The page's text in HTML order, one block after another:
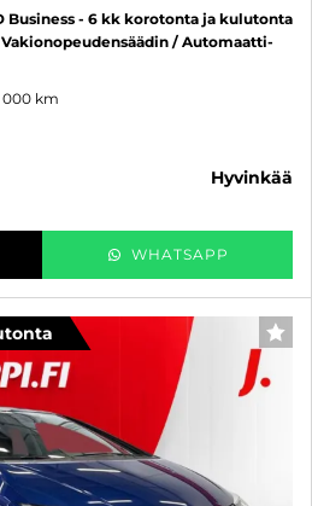
Business - 6 kk korotonta ja kulutonta
/ Automaatti-
000 km
hyvinkää
WHATSAPP